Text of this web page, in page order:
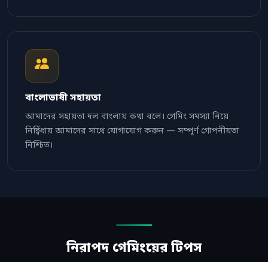
বাংলাভাষী সহায়তা
আমাদের সহায়তা দল বাংলায় কথা বলে। গেমিং সমস্যা নিয়ে
নির্দ্বিধায় আমাদের সাথে যোগাযোগ করুন — সম্পূর্ণ গোপনীয়তা
নিশ্চিত।
নিরাপদ গেমিংয়ের টিপস